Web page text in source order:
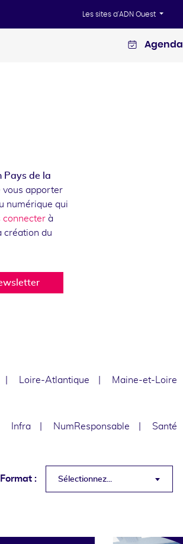
Les sites d'ADN Ouest
Agenda
Pays de la
vous apporter
numérique qui
connecter à
création du
Loire-Atlantique Maine-et-Loire
Infra NumResponsable Santé
Format : Sélectionnez...